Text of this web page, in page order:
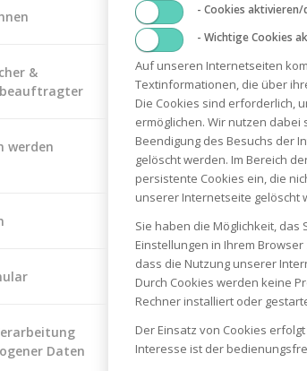
&
werden
Daten
- Cookies aktivieren/
- Wichtige Cookies
Auf unseren Internetseiten
Textinformationen, die über
Die Cookies sind erforderlich,
ermöglichen. Wir nutzen
Beendigung des Besuchs der
gelöscht werden. Im Bereich
persistente Cookies ein, die
unserer Internetseite gelöscht
Sie haben die Möglichkeit,
Einstellungen in Ihrem
dass die Nutzung unserer
Durch Cookies werden keine
Rechner installiert oder
Der Einsatz von Cookies
Interesse ist der
Benzinrasentraktor R7-65.8 HD
2.200,00
19 % MwSt.
WIR SIND PERSÖNLICH FÜR SIE